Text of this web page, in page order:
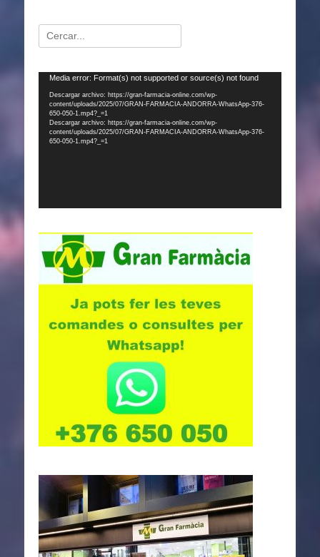
Buscar:
Reproductor
vídeo
Media error: Format(s) not supported or source(s) not found
Descargar archivo: https://gran-farmacia-online.com/wp-
content/uploads/2025/07/GRAN-FARMACIA-ANDORRA-WhatsApp-376-
650-050-1.mp4?_=1
Descargar archivo: https://gran-farmacia-online.com/wp-
content/uploads/2025/07/GRAN-FARMACIA-ANDORRA-WhatsApp-376-
650-050-1.mp4?_=1